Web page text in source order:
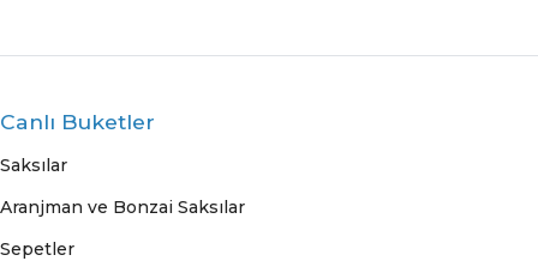
Canlı Buketler
Saksılar
Aranjman ve Bonzai Saksılar
Sepetler